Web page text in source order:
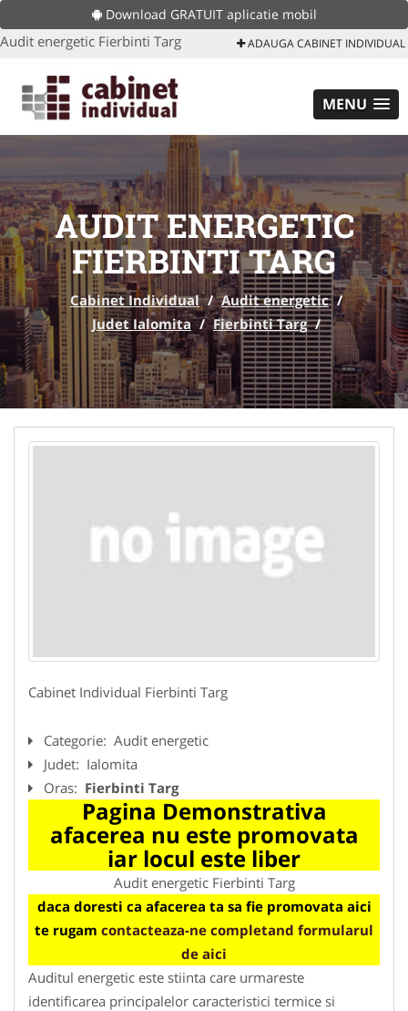
Download GRATUIT aplicatie mobil
Audit energetic Fierbinti Targ ADAUGA CABINET INDIVIDUAL
MENU
AUDIT ENERGETIC
FIERBINTI TARG
Cabinet Individual / Audit energetic /
Judet Ialomita / Fierbinti Targ /
Cabinet Individual Fierbinti Targ
Categorie: Audit energetic
Judet: Ialomita
Oras: Fierbinti Targ
Pagina Demonstrativa
afacerea nu este promovata
iar locul este liber
Audit energetic Fierbinti Targ
daca doresti ca afacerea ta sa fie promovata aici
te rugam contacteaza-ne completand formularul
de aici
Auditul energetic este stiinta care urmareste
identificarea principalelor caracteristici termice si